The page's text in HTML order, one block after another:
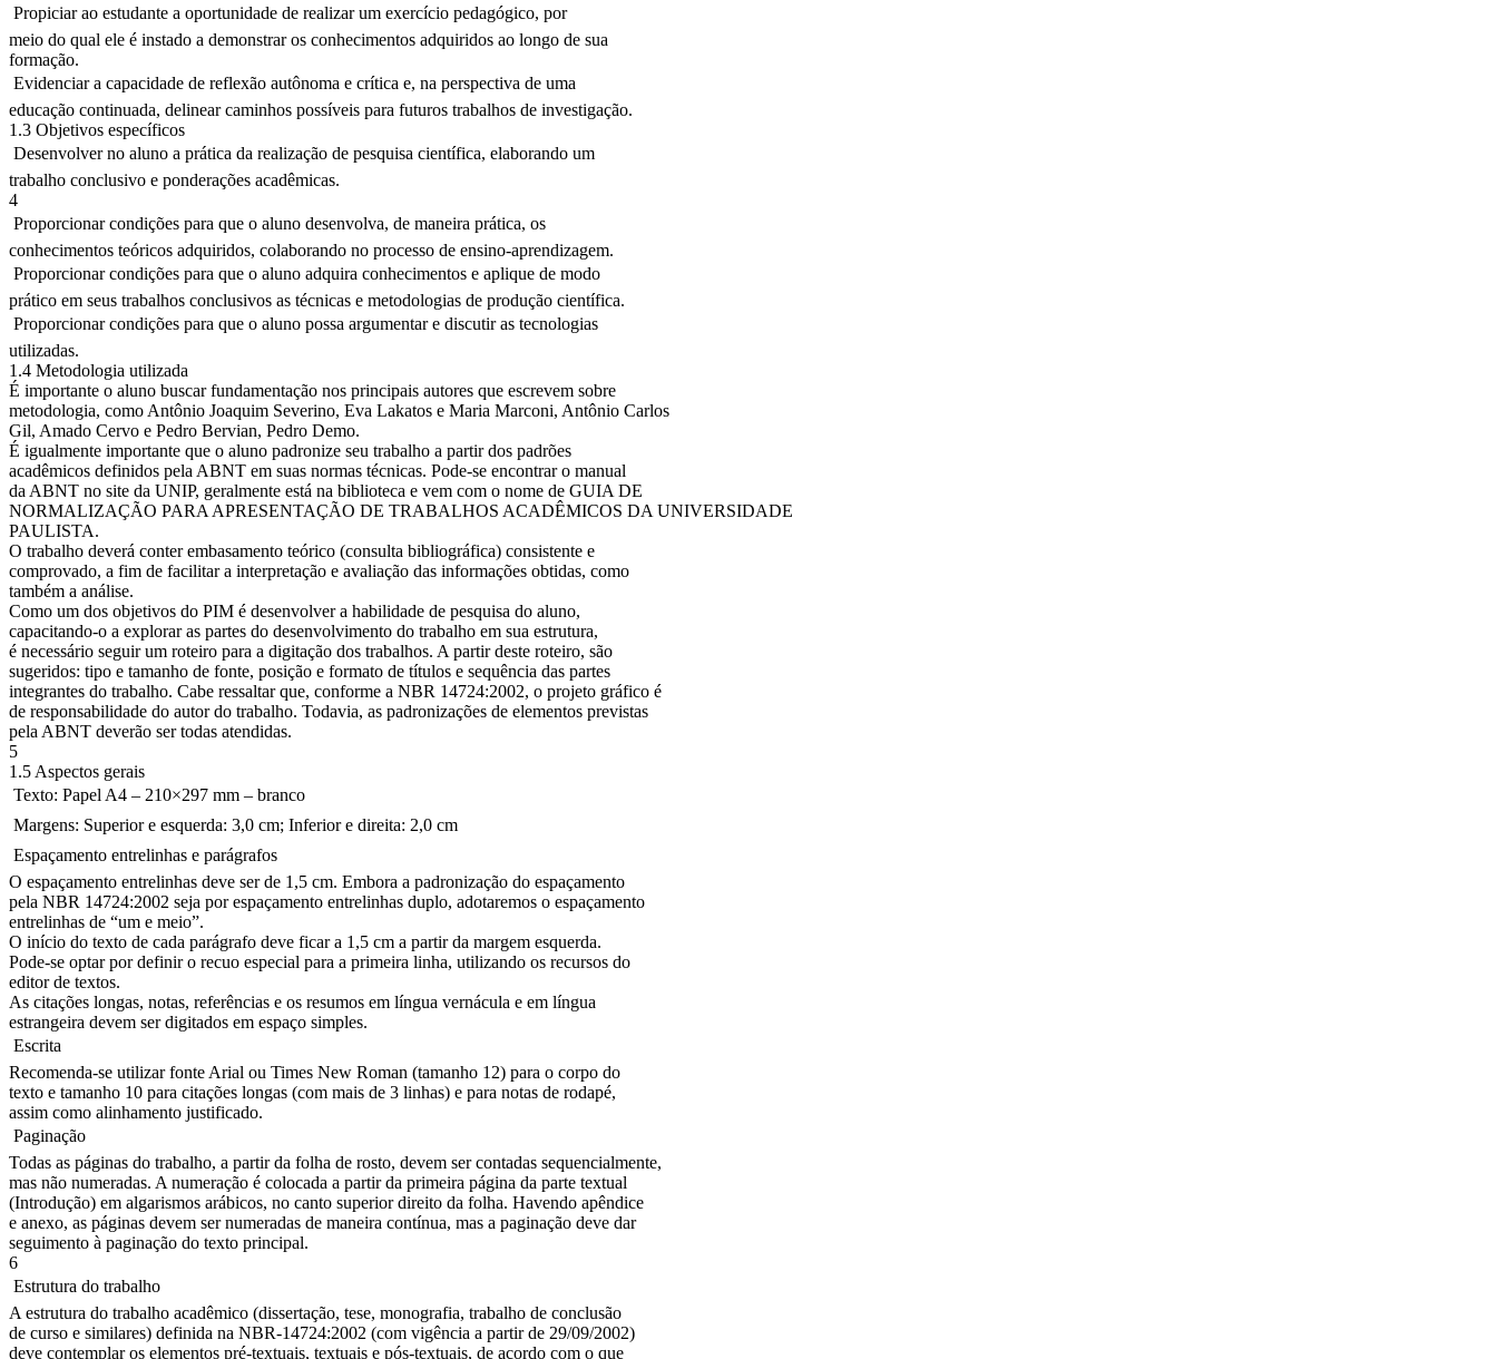
 Propiciar ao estudante a oportunidade de realizar um exercício pedagógico, por
meio do qual ele é instado a demonstrar os conhecimentos adquiridos ao longo de sua
formação.
 Evidenciar a capacidade de reflexão autônoma e crítica e, na perspectiva de uma
educação continuada, delinear caminhos possíveis para futuros trabalhos de investigação.
1.3 Objetivos específicos
 Desenvolver no aluno a prática da realização de pesquisa científica, elaborando um
trabalho conclusivo e ponderações acadêmicas.
4
 Proporcionar condições para que o aluno desenvolva, de maneira prática, os
conhecimentos teóricos adquiridos, colaborando no processo de ensino-aprendizagem.
 Proporcionar condições para que o aluno adquira conhecimentos e aplique de modo
prático em seus trabalhos conclusivos as técnicas e metodologias de produção científica.
 Proporcionar condições para que o aluno possa argumentar e discutir as tecnologias
utilizadas.
1.4 Metodologia utilizada
É importante o aluno buscar fundamentação nos principais autores que escrevem sobre
metodologia, como Antônio Joaquim Severino, Eva Lakatos e Maria Marconi, Antônio Carlos
Gil, Amado Cervo e Pedro Bervian, Pedro Demo.
É igualmente importante que o aluno padronize seu trabalho a partir dos padrões
acadêmicos definidos pela ABNT em suas normas técnicas. Pode-se encontrar o manual
da ABNT no site da UNIP, geralmente está na biblioteca e vem com o nome de GUIA DE
NORMALIZAÇÃO PARA APRESENTAÇÃO DE TRABALHOS ACADÊMICOS DA UNIVERSIDADE
PAULISTA.
O trabalho deverá conter embasamento teórico (consulta bibliográfica) consistente e
comprovado, a fim de facilitar a interpretação e avaliação das informações obtidas, como
também a análise.
Como um dos objetivos do PIM é desenvolver a habilidade de pesquisa do aluno,
capacitando-o a explorar as partes do desenvolvimento do trabalho em sua estrutura,
é necessário seguir um roteiro para a digitação dos trabalhos. A partir deste roteiro, são
sugeridos: tipo e tamanho de fonte, posição e formato de títulos e sequência das partes
integrantes do trabalho. Cabe ressaltar que, conforme a NBR 14724:2002, o projeto gráfico é
de responsabilidade do autor do trabalho. Todavia, as padronizações de elementos previstas
pela ABNT deverão ser todas atendidas.
5
1.5 Aspectos gerais
 Texto: Papel A4 – 210×297 mm – branco
 Margens: Superior e esquerda: 3,0 cm; Inferior e direita: 2,0 cm
 Espaçamento entrelinhas e parágrafos
O espaçamento entrelinhas deve ser de 1,5 cm. Embora a padronização do espaçamento
pela NBR 14724:2002 seja por espaçamento entrelinhas duplo, adotaremos o espaçamento
entrelinhas de “um e meio”.
O início do texto de cada parágrafo deve ficar a 1,5 cm a partir da margem esquerda.
Pode-se optar por definir o recuo especial para a primeira linha, utilizando os recursos do
editor de textos.
As citações longas, notas, referências e os resumos em língua vernácula e em língua
estrangeira devem ser digitados em espaço simples.
 Escrita
Recomenda-se utilizar fonte Arial ou Times New Roman (tamanho 12) para o corpo do
texto e tamanho 10 para citações longas (com mais de 3 linhas) e para notas de rodapé,
assim como alinhamento justificado.
 Paginação
Todas as páginas do trabalho, a partir da folha de rosto, devem ser contadas sequencialmente,
mas não numeradas. A numeração é colocada a partir da primeira página da parte textual
(Introdução) em algarismos arábicos, no canto superior direito da folha. Havendo apêndice
e anexo, as páginas devem ser numeradas de maneira contínua, mas a paginação deve dar
seguimento à paginação do texto principal.
6
 Estrutura do trabalho
A estrutura do trabalho acadêmico (dissertação, tese, monografia, trabalho de conclusão
de curso e similares) definida na NBR-14724:2002 (com vigência a partir de 29/09/2002)
deve contemplar os elementos pré-textuais, textuais e pós-textuais, de acordo com o que